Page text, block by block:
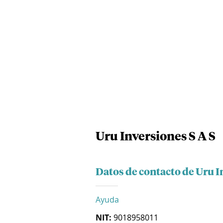
Uru Inversiones S A S
Datos de contacto de Uru
Ayuda
NIT: 9018958011